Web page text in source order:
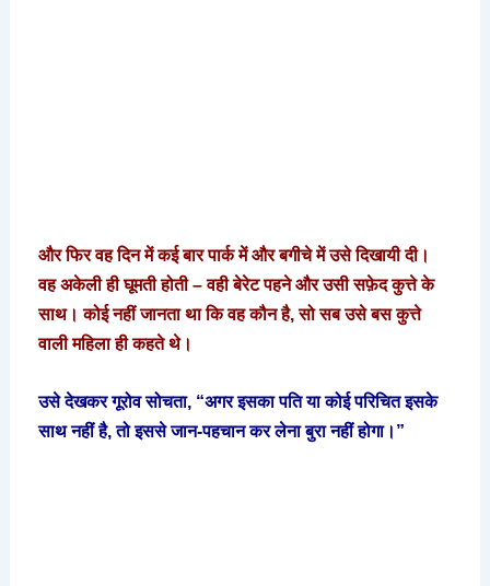
और फिर वह दिन में कई बार पार्क में और बगीचे में उसे दिखायी दी।
वह अकेली ही घूमती होती – वही बेरेट पहने और उसी सफ़ेद कुत्ते के
साथ। कोई नहीं जानता था कि वह कौन है, सो सब उसे बस कुत्ते
वाली महिला ही कहते थे।
उसे देखकर गूरोव सोचता, “अगर इसका पति या कोई परिचित इसके
साथ नहीं है, तो इससे जान-पहचान कर लेना बुरा नहीं होगा।”